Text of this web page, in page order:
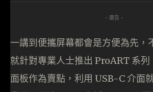
- 廣告 -
一講到便攜屏幕都會是方便為先，
就針對專業人士推出 ProART 系列
面板作為賣點，利用 USB-C 介面